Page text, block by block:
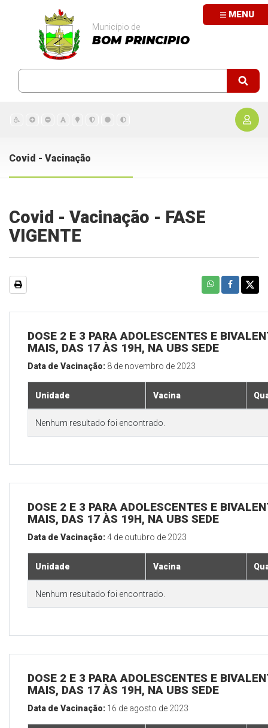
MENU
Município de
BOM PRINCIPIO
Covid - Vacinação
Covid - Vacinação - FASE
VIGENTE
DOSE 2 E 3 PARA ADOLESCENTES E
MAIS, DAS 17 ÀS 19H, NA UBS SEDE
Data de Vacinação: 8 de novembro de 2023
Unidade Vacina
Nenhum resultado foi encontrado.
DOSE 2 E 3 PARA ADOLESCENTES E
MAIS, DAS 17 ÀS 19H, NA UBS SEDE
Data de Vacinação:4 de outubro de 2023
Unidade Vacina
Nenhum resultado foi encontrado.
DOSE 2 E 3 PARA ADOLESCENTES E
MAIS, DAS 17 ÀS 19H, NA UBS SEDE
Data de Vacinação: 16 de agosto de 2023